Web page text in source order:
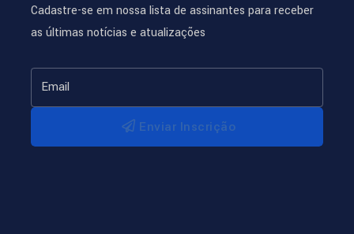
Cadastre-se em nossa lista de assinantes para receber
as últimas notícias e atualizações
Enviar Inscrição